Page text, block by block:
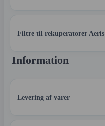
Filtre til rekuperatorer Aeris
Information
Levering af varer